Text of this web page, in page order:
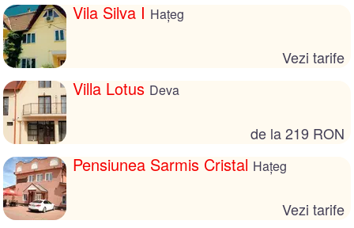
Vila Silva I Hațeg
Vezi tarife
Villa Lotus Deva
de la 219 RON
Pensiunea Sarmis Cristal Hațeg
Vezi tarife